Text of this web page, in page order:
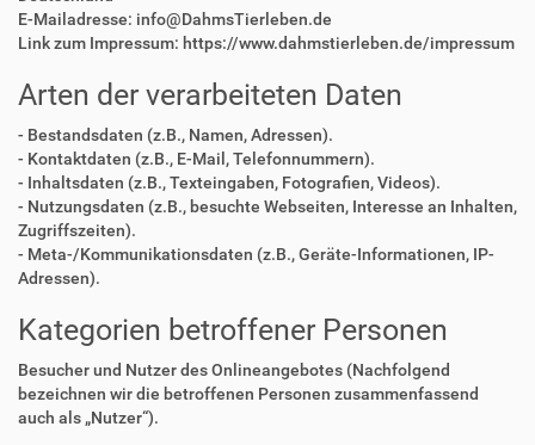
E-Mailadresse: info@DahmsTierleben.de
Link zum Impressum: https://www.dahmstierleben.de/impressum
Arten der verarbeiteten Daten
- Bestandsdaten (z.B., Namen, Adressen).
- Kontaktdaten (z.B., E-Mail, Telefonnummern).
- Inhaltsdaten (z.B., Texteingaben, Fotografien, Videos).
- Nutzungsdaten (z.B., besuchte Webseiten, Interesse an Inhalten,
Zugriffszeiten).
- Meta-/Kommunikationsdaten (z.B., Geräte-Informationen, IP-
Adressen).
Kategorien betroffener Personen
Besucher und Nutzer des Onlineangebotes (Nachfolgend
bezeichnen wir die betroffenen Personen zusammenfassend
auch als „Nutzer“).